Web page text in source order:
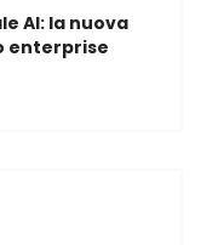
AI: la nuova
enterprise